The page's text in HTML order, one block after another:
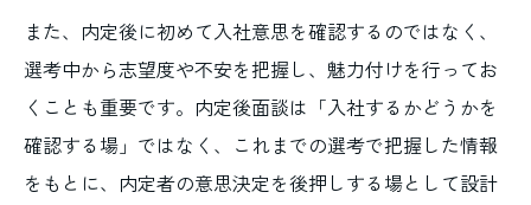
また、内定後に初めて入社意思を確認するのではなく、
選考中から志望度や不安を把握し、魅力付けを行ってお
くことも重要です。内定後面談は「入社するかどうかを
確認する場」ではなく、これまでの選考で把握した情報
をもとに、内定者の意思決定を後押しする場として設計